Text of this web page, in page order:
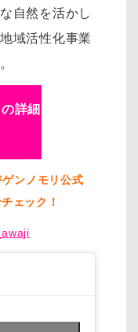
自然を活かし
域活性化事業
詳細
ンノモリ公式
ェック！